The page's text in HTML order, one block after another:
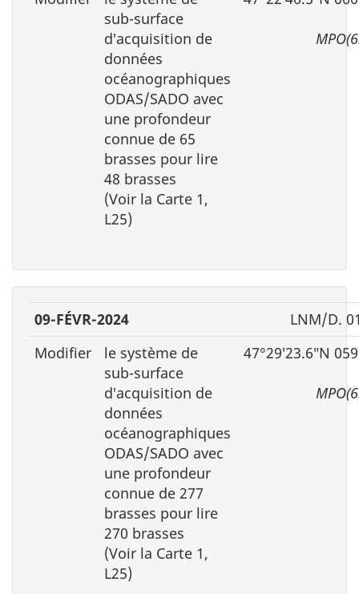
sub-surface
d′acquisition de
données
océanographiques
ODAS/SADO avec
une profondeur
connue de 65
brasses pour lire
48 brasses
(Voir la Carte 1,
L25)
09-FÉVR-2024
LNM/D.
Modifier
le système de
sub-surface
d′acquisition de
données
océanographiques
ODAS/SADO avec
une profondeur
connue de 277
brasses pour lire
270 brasses
(Voir la Carte 1,
L25)
47°29′23.6″N